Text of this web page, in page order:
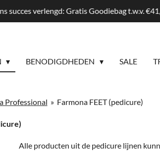
succes verlengd: Gratis Goodiebag t.w.v.
BENODIGDHEDEN SALE
Professional » Farmona FEET (pedicure)
Alle producten uit de pedicure lijnen